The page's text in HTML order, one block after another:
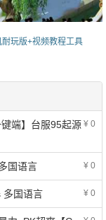
玩版+视频教程工具
¥ 0
端】台服95起源
¥ 0
国语言
¥ 0
多国语言